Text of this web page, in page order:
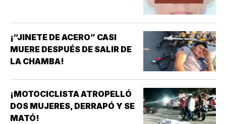
¡“JINETE DE ACERO” CASI
MUERE DESPUÉS DE SALIR DE
LA CHAMBA!
¡MOTOCICLISTA ATROPELLÓ
DOS MUJERES, DERRAPÓ Y SE
MATÓ!